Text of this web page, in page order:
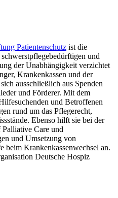
Patientenschutz ist die
und
der Unabhängigkeit verzichtet
Krankenkassen und der
ausschließlich aus Spenden
und Förderer. Mit dem
und Betroffenen
rund um das Pflegerecht,
Ebenso hilft sie bei der
Care und
und Umsetzung von
beim Krankenkassenwechsel an.
Deutsche Hospiz